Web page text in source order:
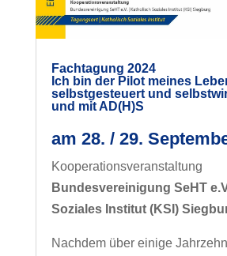
Fachtagung 2024
Ich bin der Pilot meines
selbstgesteuert und
und mit AD(H)S
am 28. / 29.
Kooperationsveranstaltung
Bundesvereinigung SeHT
Soziales Institut (KSI)
Nachdem über einige